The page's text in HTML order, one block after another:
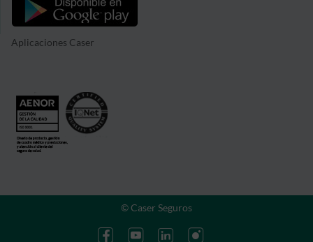
Aplicaciones Caser
© Caser Seguros